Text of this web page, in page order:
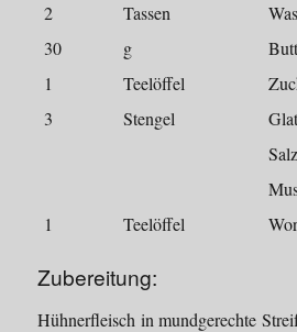
2
Tassen
30
g
1
Teelöffel
3
Stengel
1
Teelöffel
Zubereitung:
Hühnerfleisch in mundgerechte